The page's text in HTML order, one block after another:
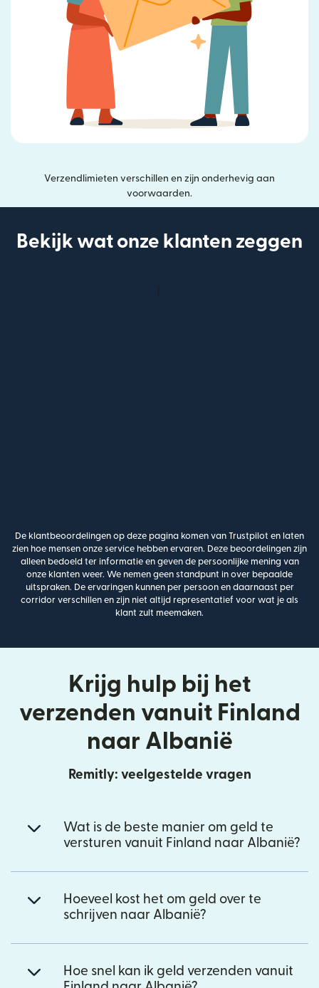
Verzendlimieten verschillen en zijn onderhevig aan
voorwaarden.
Bekijk wat onze klanten zeggen
De klantbeoordelingen op deze pagina komen van Trustpilot en laten
zien hoe mensen onze service hebben ervaren. Deze beoordelingen zijn
alleen bedoeld ter informatie en geven de persoonlijke mening van
onze klanten weer. We nemen geen standpunt in over bepaalde
uitspraken. De ervaringen kunnen per persoon en daarnaast per
corridor verschillen en zijn niet altijd representatief voor wat je als
klant zult meemaken.
Krijg hulp bij het
verzenden vanuit Finland
naar Albanië
Remitly: veelgestelde vragen
Wat is de beste manier om geld te
versturen vanuit Finland naar Albanië?
Hoeveel kost het om geld over te
schrijven naar Albanië?
Hoe snel kan ik geld verzenden vanuit